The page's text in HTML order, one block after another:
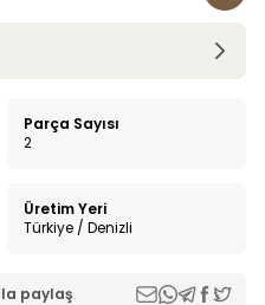
Parça Sayısı
2
Üretim Yeri
Türkiye / Denizli
paylaş